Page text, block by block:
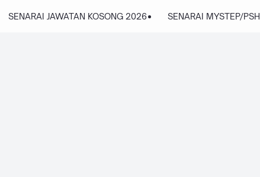
SENARAI JAWATAN KOSONG 2026 SENARAI MYSTEP/PSH